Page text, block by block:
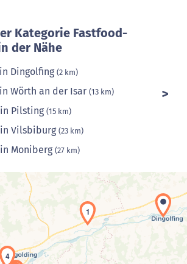
Kategorie Fastfood-
der Nähe
in Dingolfing (2 km)
in Wörth an der Isar (13 km)
in Pilsting (15 km)
in Vilsbiburg (23 km)
in Moniberg (27 km)
1
4